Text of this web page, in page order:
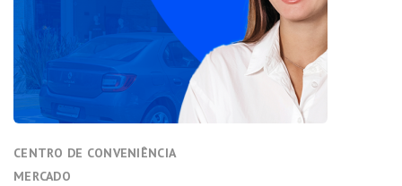
CENTRO DE CONVENIÊNCIA
MERCADO